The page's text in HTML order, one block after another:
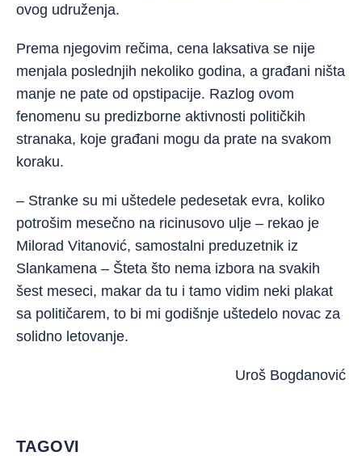
ovog udruženja.
Prema njegovim rečima, cena laksativa se nije
menjala poslednjih nekoliko godina, a građani ništa
manje ne pate od opstipacije. Razlog ovom
fenomenu su predizborne aktivnosti političkih
stranaka, koje građani mogu da prate na svakom
koraku.
– Stranke su mi uštedele pedesetak evra, koliko
potrošim mesečno na ricinusovo ulje – rekao je
Milorad Vitanović, samostalni preduzetnik iz
Slankamena – Šteta što nema izbora na svakih
šest meseci, makar da tu i tamo vidim neki plakat
sa političarem, to bi mi godišnje uštedelo novac za
solidno letovanje.
Uroš Bogdanović
TAGOVI